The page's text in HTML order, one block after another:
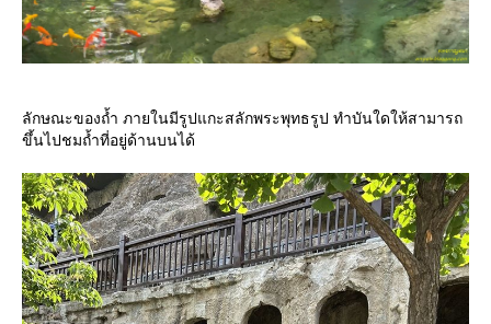
ลักษณะของถ้ำ ภายในมีรูปแกะสลักพระพุทธรูป ทำบันใดให้สามารถ
ขึ้นไปชมถ้ำที่อยู่ด้านบนได้